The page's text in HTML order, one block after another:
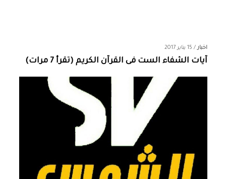
اخبار/ 15 يناير 2017
آيات الشفاء الست فى القرآن الكريم (تقرأ 7 مرات)